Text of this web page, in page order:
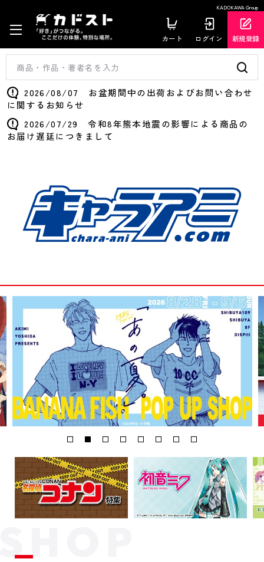
KADOKAWA Group
カート ログイン 新規登録
2026/08/07 お盆期間中の出荷およびお問い合わせ
に関するお知らせ
2026/07/29 令和8年熊本地震の影響による商品の
お届け遅延につきまして